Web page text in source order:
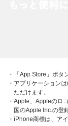
・「App Store」ボタ
・アプリケーション
ただけます。
・Apple、Appleのロ
国のApple Inc.の登
・iPhone商標は、ア